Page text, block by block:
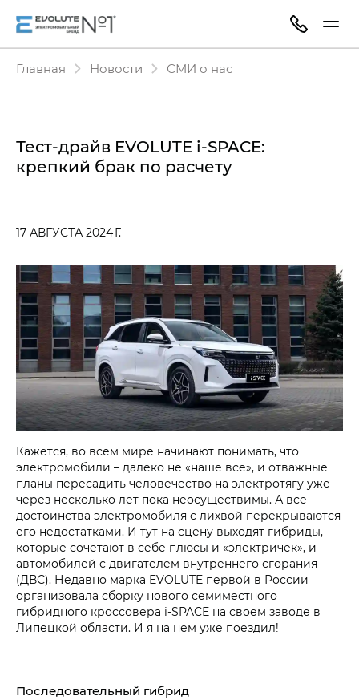
Главная Новости СМИ о нас
Тест-драйв EVOLUTE i‑SPACE:
крепкий брак по расчету
17 АВГУСТА 2024 Г.
Кажется, во всем мире начинают понимать, что
электромобили – далеко не «наше всё», и отважные
планы пересадить человечество на электротягу уже
через несколько лет пока неосуществимы. А все
достоинства электромобиля с лихвой перекрываются
его недостатками. И тут на сцену выходят гибриды,
которые сочетают в себе плюсы и «электричек», и
автомобилей с двигателем внутреннего сгорания
(ДВС). Недавно марка EVOLUTE первой в России
организовала сборку нового семиместного
гибридного кроссовера i‑SPACE на своем заводе в
Липецкой области. И я на нем уже поездил!
Последовательный гибрид